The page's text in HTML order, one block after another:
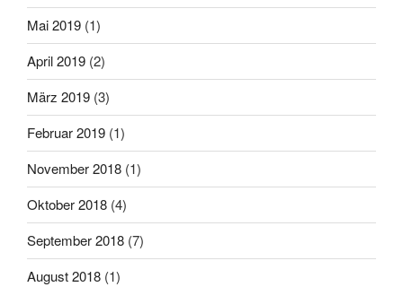
Mai 2019 (1)
April 2019 (2)
März 2019 (3)
Februar 2019 (1)
November 2018 (1)
Oktober 2018 (4)
September 2018 (7)
August 2018 (1)